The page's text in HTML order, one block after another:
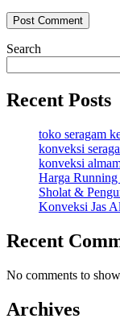
Search
Recent Posts
toko seragam
konveksi
konveksi
Harga
Sholat &
Konveksi Jas
Recent
No comments to
Archives